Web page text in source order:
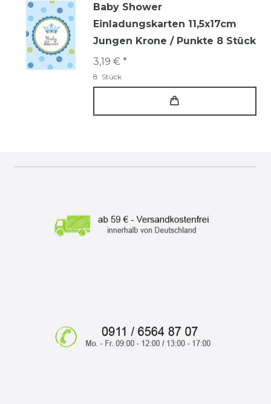
Baby Shower
Einladungskarten 11,5x17cm
Jungen Krone / Punkte 8 Stück
3,19 € *
8 Stück